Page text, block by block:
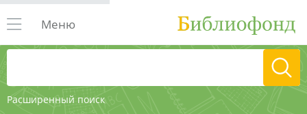
Расширенный поиск
Меню